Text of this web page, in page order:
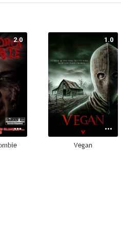
2.0 1.0
Vegan